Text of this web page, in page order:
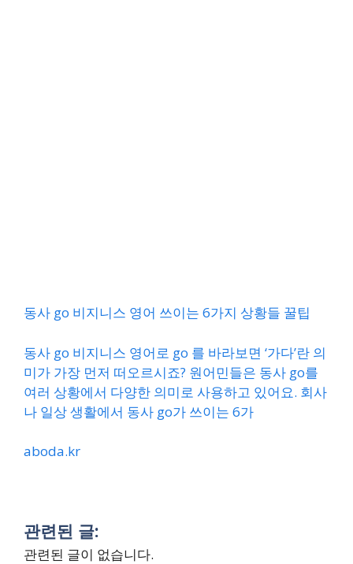
동사 go 비지니스 영어 쓰이는 6가지 상황들 꿀팁
동사 go 비지니스 영어로 go 를 바라보면 ‘가다’란 의
미가 가장 먼저 떠오르시죠? 원어민들은 동사 go를
여러 상황에서 다양한 의미로 사용하고 있어요. 회사
나 일상 생활에서 동사 go가 쓰이는 6가
aboda.kr
관련된 글:
관련된 글이 없습니다.